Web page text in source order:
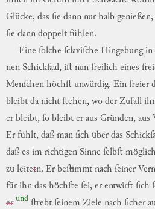
Glücke, das ſie dann nur halb genießen,
ſie dann doppelt fühlen.
Eine ſolche ſclaviſche Hingebung in
nen Schickſaal, iſt nun freilich eines
Menſchen höchſt unwürdig. Ein freier
bleibt da nicht ſtehen, wo der Zufall
er bleibt, ſo bleibt er aus Gründen, aus
Er fühlt, daß man ſich über das
daß es im richtigen Sinne ſelbſt möglich
zu leitetn. Er beſtimmt nach ſeiner Ver
für ihn das höchſte ſei, er entwirft ſich
er und ſtrebt ſeinem Ziele nach ſicher